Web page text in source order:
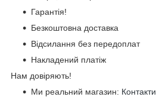
Гарантія!
Безкоштовна доставка
Відсилання без передоплат
Накладений платіж
Нам довіряють!
Ми реальний магазин: Контакти